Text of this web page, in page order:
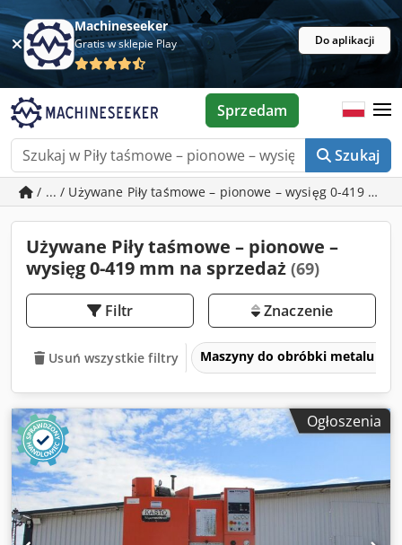
Machineseeker
Gratis w sklepie Play Do aplikacji
Szukaj
Sprzedam
/ ... / Używane Piły taśmowe – pionowe – wysięg 0-419 mm
Używane Piły taśmowe – pionowe –
wysięg 0-419 mm na sprzedaż (69)
Filtr Znaczenie
Usuń wszystkie filtry Maszyny do obróbki metalu i
Ogłoszenia